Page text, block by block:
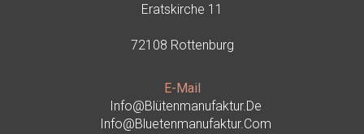
Eratskirche 11
72108 Rottenburg
E-Mail
Info@blütenmanufaktur.de
Info@bluetenmanufaktur.com